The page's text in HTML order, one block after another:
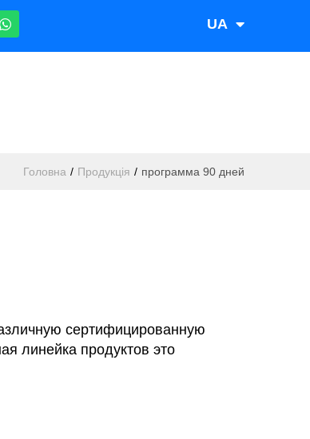
UA
RU
Головна / Продукція / программа 90 дней
сертифицированную
линейка продуктов это